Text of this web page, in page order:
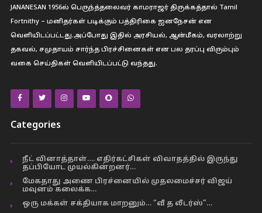
JANANESAN 1956ல் பெருந்த்தலைவர் காமராஜர் திருக்கத்தால் Tamil
Fortnithy – மனிதர்கள் படிக்கும் பத்திரிகை ஐனநேசன் என
வெளியிடப்பட்டது.அப்போது இதில் அரசியல், ஆன்மீகம், வரலாற்று
தகவல், சமுதாயம் சார்ந்த பிரச்சினைகள் என பல தரப்பு விரும்பும்
வகை செய்திகள் வெளியிடப்பட்டு வந்தது.
Categories
நீட் வினாத்தாள்…. எதிர்கட்சிகள் விவாதத்தில் இருந்து
தப்பியோட முயல்கின்றனர்…
மேகதாது அணை பிரச்னையில் முதலமைச்சர் விஜய்
மவுனம் கலைக்க…
ஒரு மக்கள் சக்தியாக மாறனும்… “வீ த லீடர்ஸ்”…